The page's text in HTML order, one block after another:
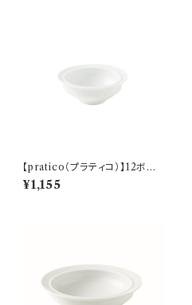
【pratico（プラティコ）】12ボウ
ル（白) O-M24901
¥1,155